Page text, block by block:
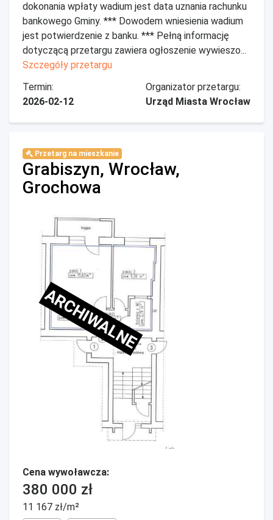
dokonania wpłaty wadium jest data uznania rachunku
bankowego Gminy. *** Dowodem wniesienia wadium
jest potwierdzenie z banku. *** Pełną informację
dotyczącą przetargu zawiera ogłoszenie wywieszo...
Szczegóły przetargu
Termin:
2026-02-12
Organizator przetargu:
Urząd Miasta Wrocław
Przetarg na mieszkanie
Grabiszyn, Wrocław,
Grochowa
ARCHIWALNE
Cena wywoławcza:
380 000 zł
11 167 zł/m²